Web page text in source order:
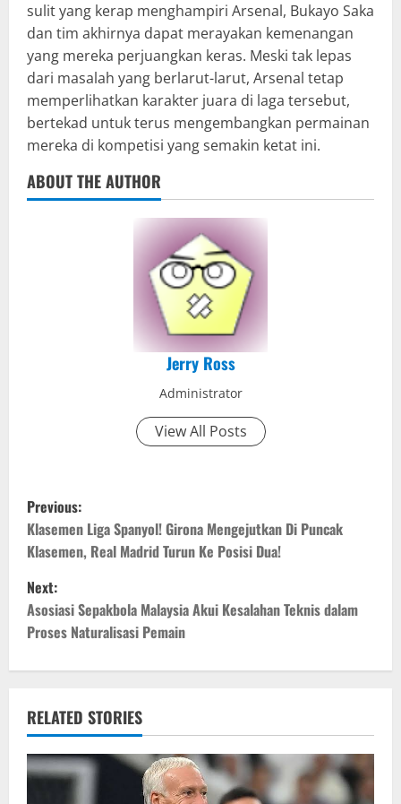
sulit yang kerap menghampiri Arsenal, Bukayo Saka
dan tim akhirnya dapat merayakan kemenangan
yang mereka perjuangkan keras. Meski tak lepas
dari masalah yang berlarut-larut, Arsenal tetap
memperlihatkan karakter juara di laga tersebut,
bertekad untuk terus mengembangkan permainan
mereka di kompetisi yang semakin ketat ini.
ABOUT THE AUTHOR
Jerry Ross
Administrator
View All Posts
P
o
s
t
n
v
i
Previous:
Klasemen Liga Spanyol! Girona Mengejutkan Di Puncak
Klasemen, Real Madrid Turun Ke Posisi Dua!
Next:
Asosiasi Sepakbola Malaysia Akui Kesalahan Teknis dalam
Proses Naturalisasi Pemain
RELATED STORIES